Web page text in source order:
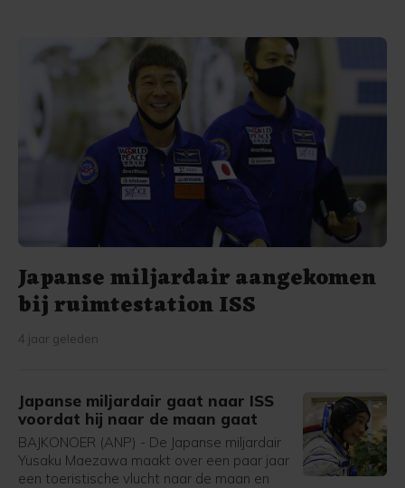
Japanse miljardair aangekomen
bij ruimtestation ISS
4 jaar geleden
Japanse miljardair gaat naar ISS
voordat hij naar de maan gaat
BAJKONOER (ANP) - De Japanse miljardair
Yusaku Maezawa maakt over een paar jaar
een toeristische vlucht naar de maan en